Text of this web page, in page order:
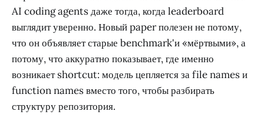
AI coding agents даже тогда, когда leaderboard
выглядит уверенно. Новый paper полезен не потому,
что он объявляет старые benchmark'и «мёртвыми», а
потому, что аккуратно показывает, где именно
возникает shortcut: модель цепляется за file names и
function names вместо того, чтобы разбирать
структуру репозитория.